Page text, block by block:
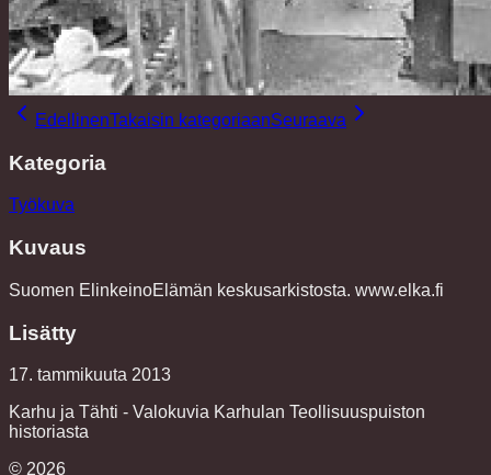
EdellinenTakaisin kategoriaanSeuraava
Kategoria
Työkuva
Kuvaus
Suomen ElinkeinoElämän keskusarkistosta. www.elka.fi
Lisätty
17. tammikuuta 2013
Karhu ja Tähti - Valokuvia Karhulan Teollisuuspuiston
historiasta
© 2026